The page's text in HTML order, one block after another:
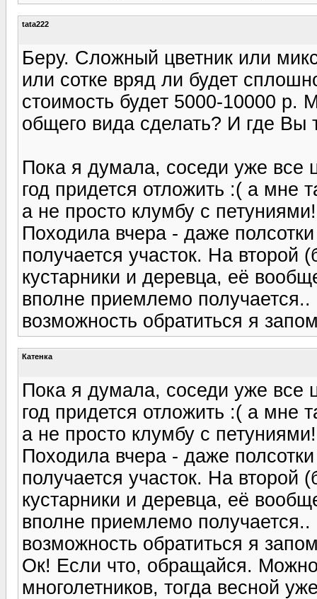
tata222
Беру. Сложный цветник или
или сотке вряд ли будет
стоимость будет 5000-10000
общего вида сделать? И где Вы
Пока я думала, соседи уже все
год придется отложить :( а мне
а не просто клумбу с петуниями!
Походила вчера - даже
получается участок. На второй
кустарники и деревца, её
вполне приемлемо
возможность обратиться я
Катенка
Пока я думала, соседи уже все
год придется отложить :( а мне
а не просто клумбу с петуниями!
Походила вчера - даже
получается участок. На второй
кустарники и деревца, её
вполне приемлемо
возможность обратиться я
Ок! Если что, обращайся.
многолетников, тогда весной